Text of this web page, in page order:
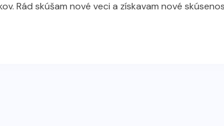
Rád skúšam nové veci a získavam nové